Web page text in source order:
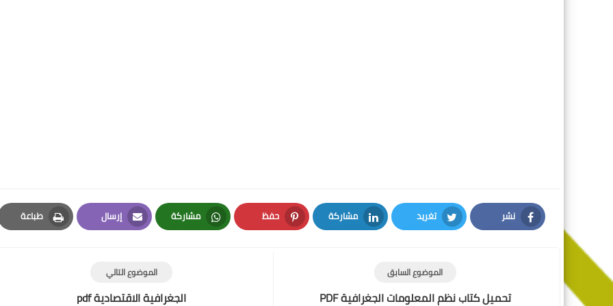
نشر
Facebook
تغريد
Twitter
مشاركة
LinkedIn
حفظ
Pinterest
مشاركة
Whatsapp
إرسال
Email
طباعة
Print
الموضوع التالي
الجغرافية الاقتصادية pdf
الموضوع السابق
تحميل كتاب نظم المعلومات الجغرافية PDF